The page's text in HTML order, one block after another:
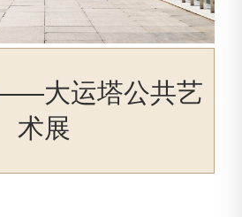
大运塔公共艺
术展